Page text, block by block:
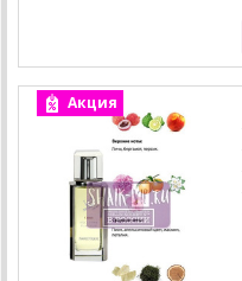
Акция